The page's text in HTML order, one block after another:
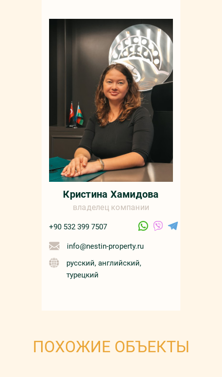
Кристина Хамидова
владелец компании
+90 532 399 7507
info@nestin-property.ru
русский, английский,
турецкий
ПОХОЖИЕ ОБЪЕКТЫ